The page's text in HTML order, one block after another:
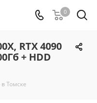
0
RTX 4090
+ HDD
Томске